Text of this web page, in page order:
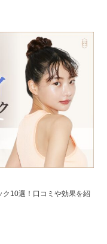
ク10選！口コミや効果を紹